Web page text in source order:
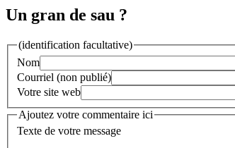
Un gran de sau ?
(identification facultative)
Nom
Courriel (non publié)
Votre site web
Ajoutez votre commentaire ici
Texte de votre message